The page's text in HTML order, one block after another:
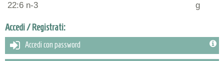
22:6 n-3
g
Accedi / Registrati:
Accedi con password